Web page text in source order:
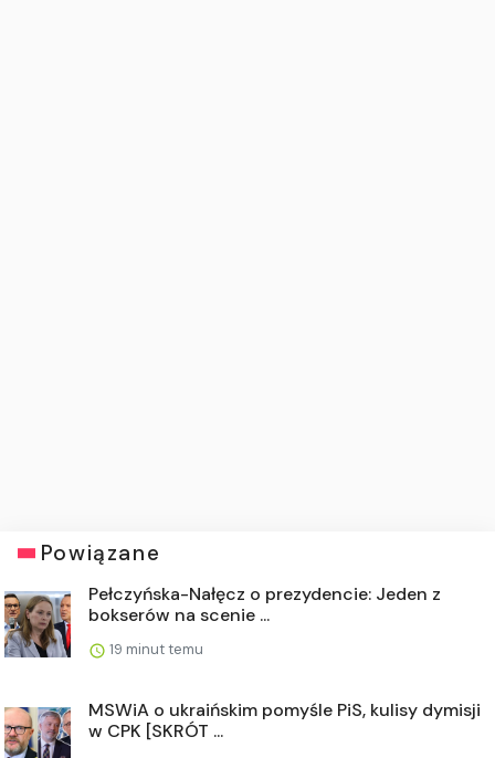
Powiązane
Pełczyńska-Nałęcz o prezydencie: Jeden z
bokserów na scenie ...
19 minut temu
MSWiA o ukraińskim pomyśle PiS, kulisy dymisji
w CPK [SKRÓT ...